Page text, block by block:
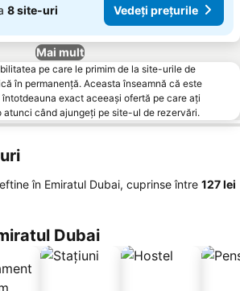
8 site-uri Vedeți prețurile
Mai mult
pe care le primim de la site-urile de
în permanență. Aceasta înseamnă că este
întotdeauna exact aceeași ofertă pe care ați
când ajungeți pe site-ul de rezervări.
în Emiratul Dubai, cuprinse între ‎127 lei
Dubai